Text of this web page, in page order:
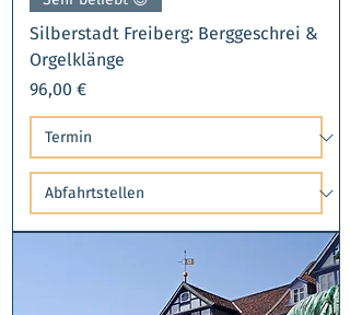
Silberstadt Freiberg: Berggeschrei &
Orgelklänge
Preis
96,00 €